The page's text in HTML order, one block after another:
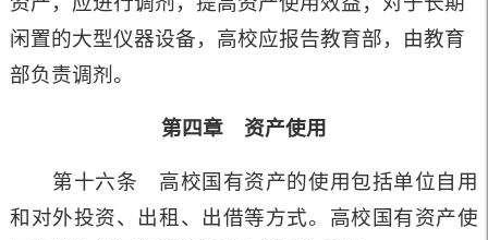
闲置的大型仪器设备，高校应报告教育部，由教育
部负责调剂。
第四章 资产使用
第十六条 高校国有资产的使用包括单位自用
和对外投资、出租、出借等方式。高校国有资产使